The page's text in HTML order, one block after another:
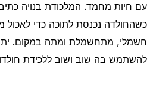
עם חיות מחמד. המלכודת בנויה
כשהחולדה נכנסת לתוכה כדי לאכול
חשמלי, מתחשמלת ומתה במקום.
להשתמש בה שוב ושוב ללכידת